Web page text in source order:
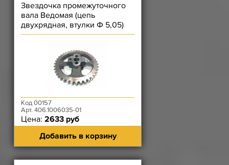
Звездочка промежуточного
вала Ведомая (цепь
двухрядная, втулки Ф 5,05)
ЗМЗ-406, ЗМЗ-514
Код 00157
Арт. 406.1006035-01
Цена: 2633 руб
Добавить в корзину